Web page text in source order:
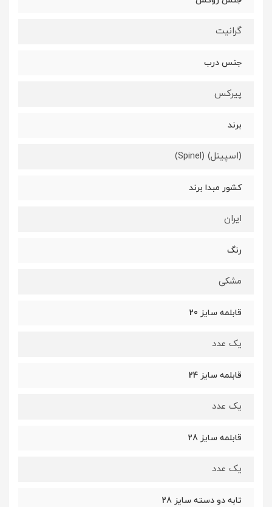
گرانیت
جنس درب
پیرکس
برند
(اسپینل) (Spinel)
کشور مبدا برند
ایران
رنگ
مشکی
قابلمه سایز 20
یک عدد
قابلمه سایز 24
یک عدد
قابلمه سایز 28
یک عدد
تابه دو دسته سایز 28